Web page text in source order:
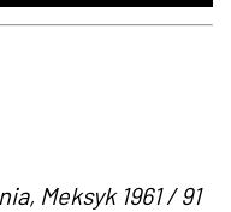
Meksyk 1961 / 91